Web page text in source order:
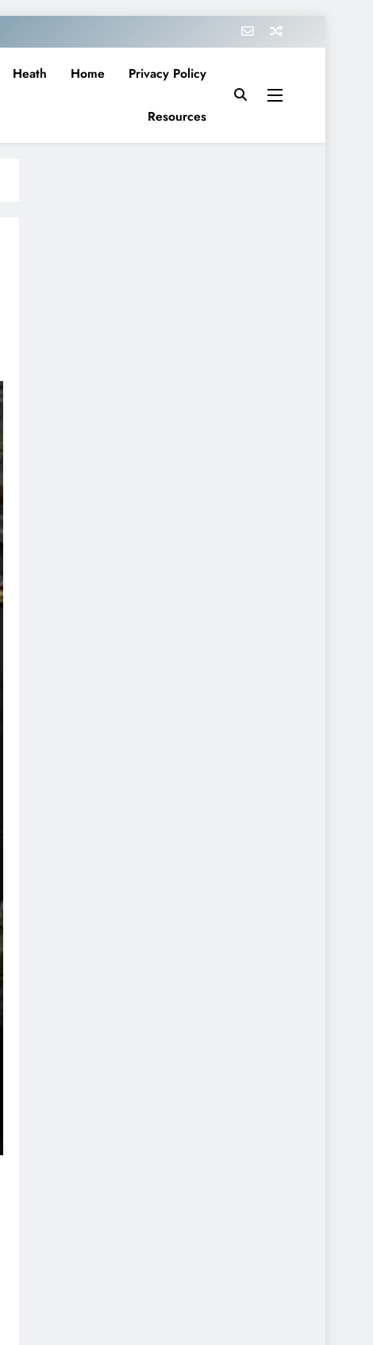
Heath Home Privacy Policy
Resources